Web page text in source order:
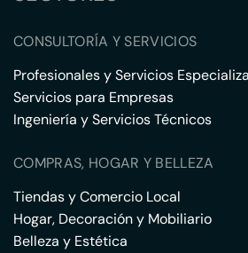
CONSULTORÍA Y SERVICIOS
Profesionales y Servicios
Servicios para Empresas
Ingeniería y Servicios Técnicos
COMPRAS, HOGAR Y BELLEZA
Tiendas y Comercio Local
Hogar, Decoración y Mobiliario
Belleza y Estética